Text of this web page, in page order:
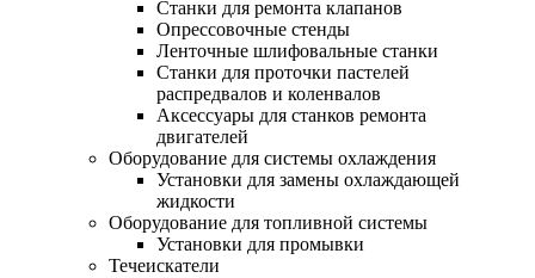
Станки для ремонта клапанов
Опрессовочные стенды
Ленточные шлифовальные станки
Станки для проточки пастелей
распредвалов и коленвалов
Аксессуары для станков ремонта
двигателей
Оборудование для системы охлаждения
Установки для замены охлаждающей
жидкости
Оборудование для топливной системы
Установки для промывки
Течеискатели